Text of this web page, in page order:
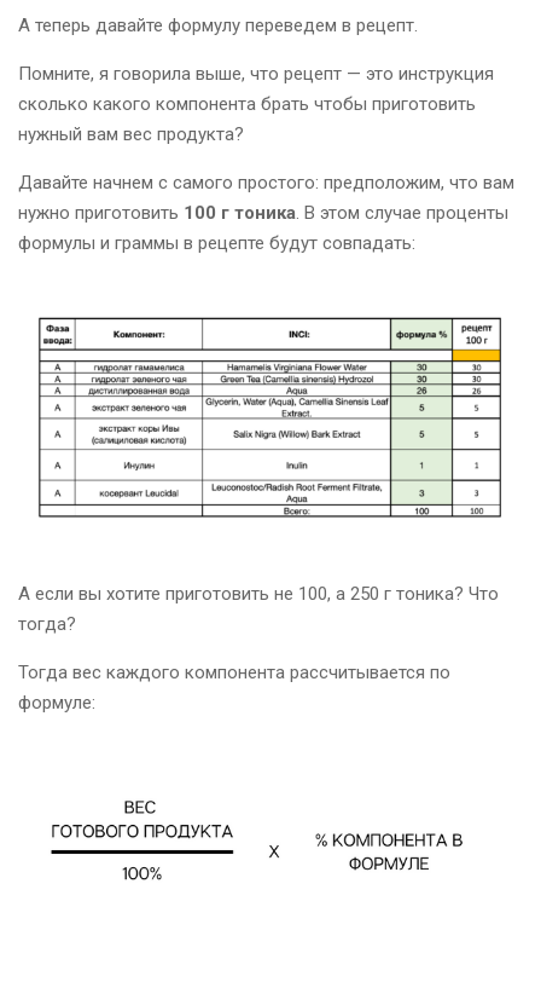
А теперь давайте формулу переведем в рецепт.
Помните, я говорила выше, что рецепт — это инструкция
сколько какого компонента брать чтобы приготовить
нужный вам вес продукта?
Давайте начнем с самого простого: предположим, что вам
нужно приготовить 100 г тоника . В этом случае проценты
формулы и граммы в рецепте будут совпадать:
А если вы хотите приготовить не 100, а 250 г тоника? Что
тогда?
Тогда вес каждого компонента рассчитывается по
формуле: